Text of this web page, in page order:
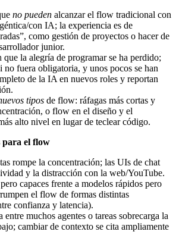
no pueden alcanzar el flow tradicional con
con IA; la experiencia es de
como gestión de proyectos o hacer de
junior.
que la alegría de programar se ha perdido;
no fuera obligatoria, y unos pocos se han
de la IA en nuevos roles y reportan
tipos de flow: ráfagas más cortas y
o flow en el diseño y el
alto nivel en lugar de teclear código.
para el flow
rompe la concentración; las UIs de chat
y la distracción con la web/YouTube.
capaces frente a modelos rápidos pero
el flow de formas distintas
confianza y latencia).
entre muchos agentes o tareas sobrecarga la
cambiar de contexto se cita ampliamente